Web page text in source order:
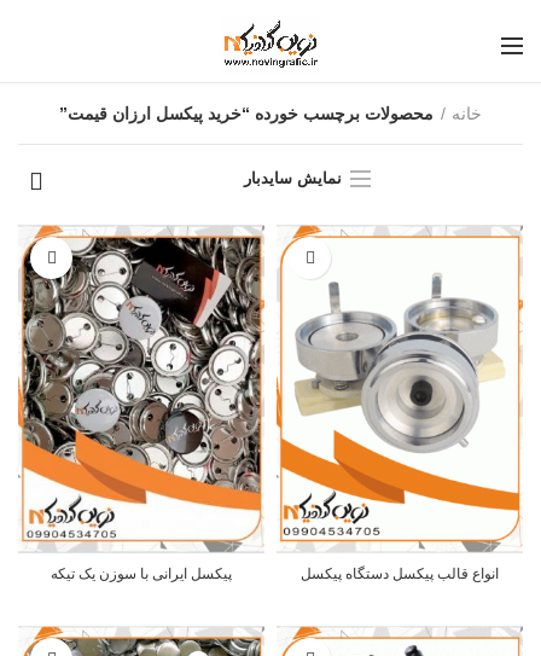
خانه محصولات برچسب خورده “خرید پیکسل ارزان قیمت”
نمایش سایدبار
انواع قالب پیکسل دستگاه پیکسل پیکسل ایرانی با سوزن یک تیکه